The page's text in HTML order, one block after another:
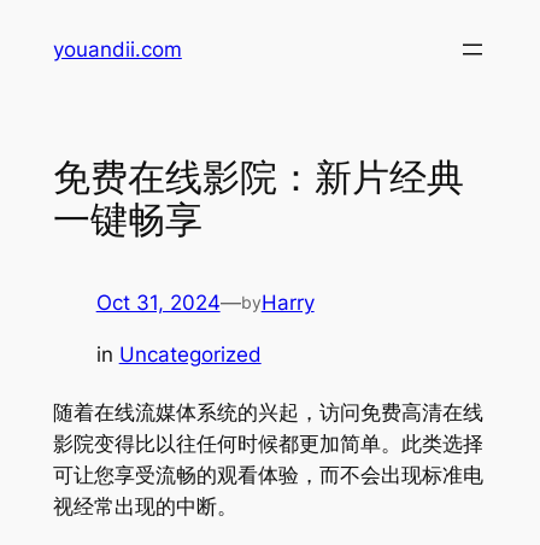
youandii.com
免费在线影院：新片经典
一键畅享
Oct 31, 2024—byHarry
in Uncategorized
随着在线流媒体系统的兴起，访问免费高清在线
影院变得比以往任何时候都更加简单。此类选择
可让您享受流畅的观看体验，而不会出现标准电
视经常出现的中断。